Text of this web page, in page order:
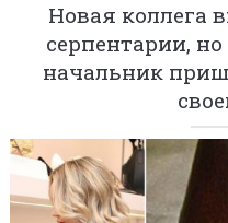
Новая коллега
серпентарии,
начальник